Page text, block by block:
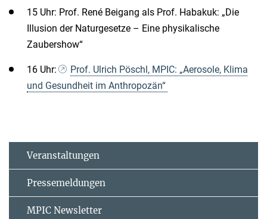
15 Uhr: Prof. René Beigang als Prof. Habakuk: „Die
Illusion der Naturgesetze – Eine physikalische
Zaubershow“
16 Uhr:
Prof. Ulrich Pöschl, MPIC: „Aerosole, Klima
und Gesundheit im Anthropozän“
Veranstaltungen
Pressemeldungen
MPIC Newsletter